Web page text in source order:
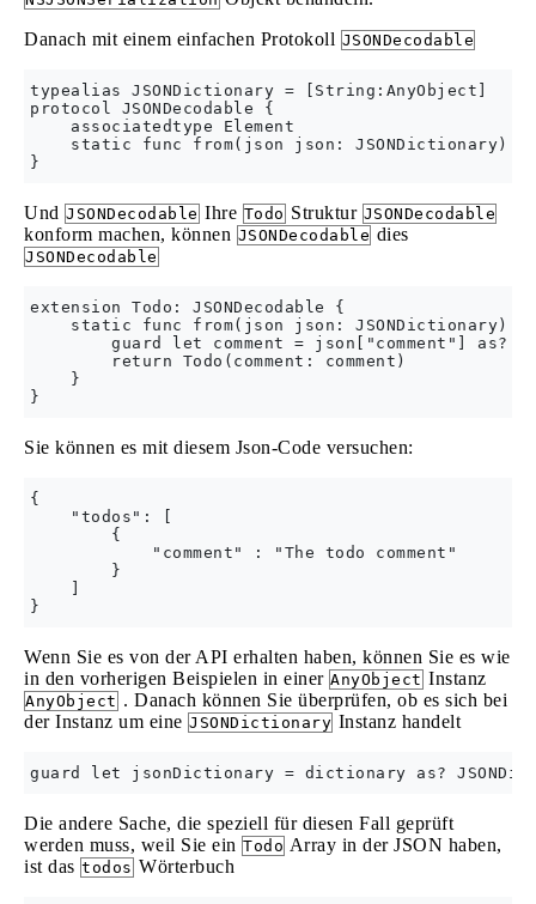
Danach mit einem einfachen Protokoll JSONDecodable
typealias JSONDictionary = [String:AnyObject]
protocol JSONDecodable {
    associatedtype Element
static func from(json json: JSONDictionary) -
Und JSONDecodable Ihre Todo Struktur JSONDecodable
konform machen, können JSONDecodable dies
JSONDecodable
extension Todo: JSONDecodable {
static func from(json json: JSONDictionary) -
guard let comment = json["comment"] as?
        return Todo(comment: comment)
    }
Sie können es mit diesem Json-Code versuchen:
{
    "todos": [
        {
            "comment" : "The todo comment"
        }
Wenn Sie es von der API erhalten haben, können Sie es wie
in den vorherigen Beispielen in einer AnyObject Instanz
AnyObject . Danach können Sie überprüfen, ob es sich bei
der Instanz um eine JSONDictionary Instanz handelt
Die andere Sache, die speziell für diesen Fall geprüft
werden muss, weil Sie ein Todo Array in der JSON haben,
ist das todos Wörterbuch